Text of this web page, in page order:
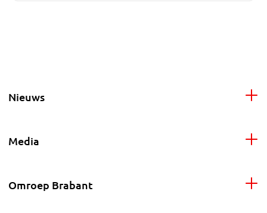
Nieuws
Media
Omroep Brabant